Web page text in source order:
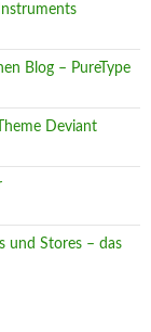
Blog – PureType
Deviant
und Stores – das